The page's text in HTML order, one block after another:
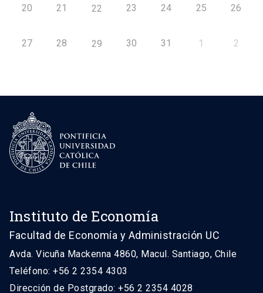
20 21 22 23 24 25 26
27 28 29 30 31 1 2
Instituto de Economía
Facultad de Economía y Administración UC
Avda. Vicuña Mackenna 4860, Macul. Santiago, Chile
Teléfono: +56 2 2354 4303
Dirección de Postgrado: +56 2 2354 4028